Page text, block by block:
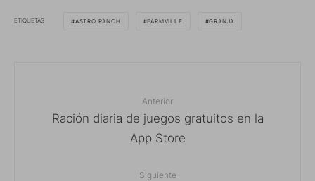
ETIQUETAS ASTRO RANCH FARMVILLE GRANJA
Anterior
Ración diaria de juegos gratuitos en la
App Store
Siguiente